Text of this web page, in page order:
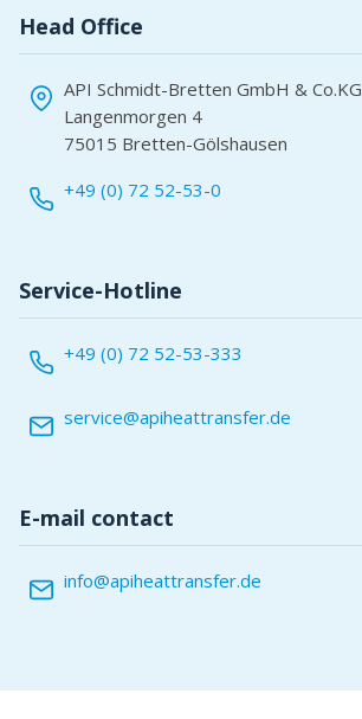
Head Office
API Schmidt-Bretten GmbH & Co.KG
Langenmorgen 4
75015 Bretten-Gölshausen
+49 (0) 72 52-53-0
Service-Hotline
+49 (0) 72 52-53-333
service@apiheattransfer.de
E-mail contact
info@apiheattransfer.de